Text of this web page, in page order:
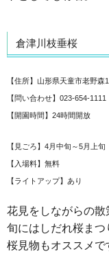
倉津川枝垂桜
【住所】山形県天童市老野森
【問い合わせ】023-654-1111
【開園時間】24時間開放
【見ごろ】4月中旬～5月上旬
【入場料】無料
【ライトアップ】あり
花見をしながらの
旬にはしだれ桜ま
桜見物もオススメで